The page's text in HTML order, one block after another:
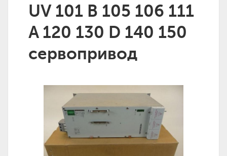
UV 101 B 105 106 111
A 120 130 D 140 150
сервопривод